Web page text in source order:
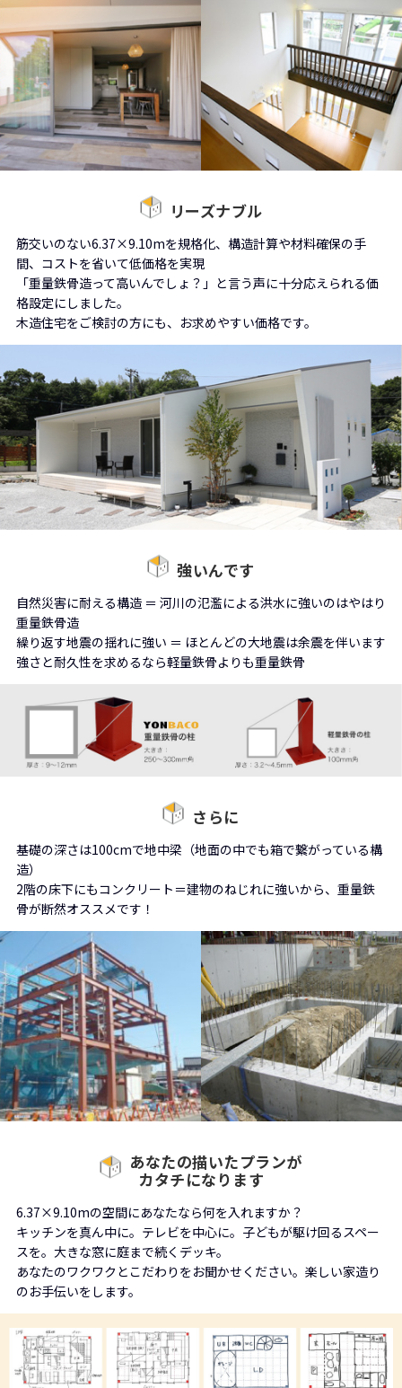
リーズナブル
筋交いのない6.37×9.10mを規格化、構造計算や材料確保の手
間、コストを省いて低価格を実現
「重量鉄骨造って高いんでしょ？」と言う声に十分応えられる価
格設定にしました。
木造住宅をご検討の方にも、お求めやすい価格です。
強いんです
自然災害に耐える構造 ＝ 河川の氾濫による洪水に強いのはやはり
重量鉄骨造
繰り返す地震の揺れに強い ＝ ほとんどの大地震は余震を伴います
強さと耐久性を求めるなら軽量鉄骨よりも重量鉄骨
さらに
基礎の深さは100cmで地中梁（地面の中でも箱で繋がっている構
造）
2階の床下にもコンクリート＝建物のねじれに強いから、重量鉄
骨が断然オススメです！
あなたの描いたプランが
カタチになります
6.37×9.10mの空間にあなたなら何を入れますか？
キッチンを真ん中に。テレビを中心に。子どもが駆け回るスペー
スを。大きな窓に庭まで続くデッキ。
あなたのワクワクとこだわりをお聞かせください。楽しい家造り
のお手伝いをします。